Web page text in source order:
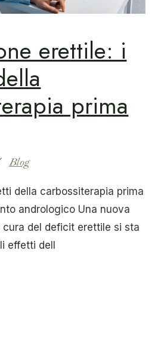
erettile: i
prima
Blog
della carbossiterapia prima
andrologico Una nuova
cura del deficit erettile si sta
effetti dell